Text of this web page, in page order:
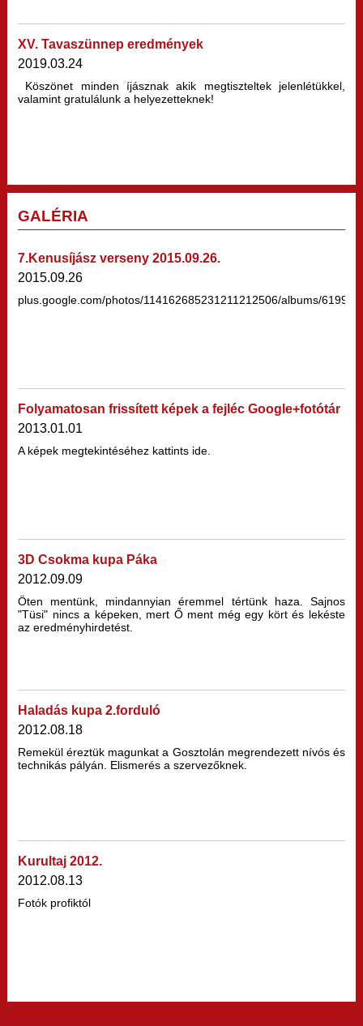
XV. Tavaszünnep eredmények
2019.03.24
Köszönet minden íjásznak akik megtiszteltek jelenlétükkel,
valamint gratulálunk a helyezetteknek!
GALÉRIA
7.Kenusíjász verseny 2015.09.26.
2015.09.26
plus.google.com/photos/114162685231211212506/albums/
Folyamatosan frissített képek a fejléc Google+fotótár
2013.01.01
A képek megtekintéséhez kattints ide.
3D Csokma kupa Páka
2012.09.09
Öten mentünk, mindannyian éremmel tértünk haza. Sajnos
"Tüsi" nincs a képeken, mert Ő ment még egy kört és lekéste
az eredményhirdetést.
Haladás kupa 2.forduló
2012.08.18
Remekül éreztük magunkat a Gosztolán megrendezett nívós és
technikás pályán. Elismerés a szervezőknek.
Kurultaj 2012.
2012.08.13
Fotók profiktól